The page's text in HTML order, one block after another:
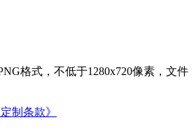
格式，不低于1280x720像素，文件
制条款》